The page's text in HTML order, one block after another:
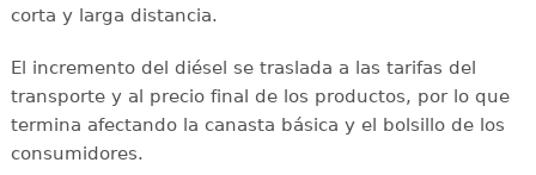
corta y larga distancia.
El incremento del diésel se traslada a las tarifas del
transporte y al precio final de los productos, por lo que
termina afectando la canasta básica y el bolsillo de los
consumidores.